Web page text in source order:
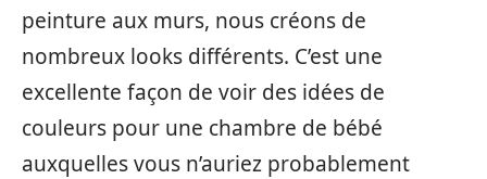
peinture aux murs, nous créons de
nombreux looks différents. C’est une
excellente façon de voir des idées de
couleurs pour une chambre de bébé
auxquelles vous n’auriez probablement